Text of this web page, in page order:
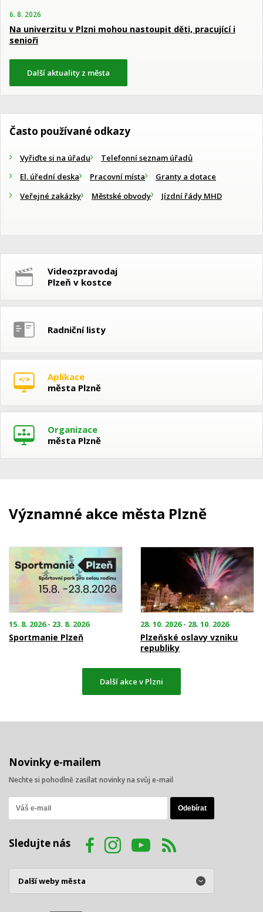
6. 8. 2026
Na univerzitu v Plzni mohou nastoupit děti, pracující i
senioři
Další aktuality z města
Často používané odkazy
Vyřiďte si na úřadu
Telefonní seznam úřadů
El. úřední deska
Pracovní místa
Granty a dotace
Veřejné zakázky
Městské obvody Jízdní řády MHD
Videozpravodaj
Plzeň v kostce
Radniční listy
Aplikace
města Plzně
Organizace
města Plzně
Významné akce města Plzně
15. 8. 2026 - 23. 8. 2026
Sportmanie Plzeň
28. 10. 2026 - 28. 10. 2026
Plzeňské oslavy vzniku
republiky
Další akce v Plzni
Novinky e-mailem
Nechte si pohodlně zasílat novinky na svůj e-mail
Sledujte nás